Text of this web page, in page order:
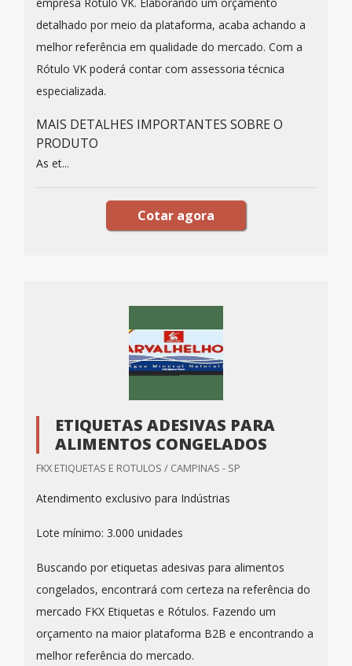
detalhado por meio da plataforma, acaba achando a
melhor referência em qualidade do mercado. Com a
Rótulo VK poderá contar com assessoria técnica
especializada.
MAIS DETALHES IMPORTANTES SOBRE O
PRODUTO
As et...
Cotar agora
ETIQUETAS ADESIVAS PARA
ALIMENTOS CONGELADOS
FKX ETIQUETAS E ROTULOS / CAMPINAS - SP
Atendimento exclusivo para Indústrias
Lote mínimo: 3.000 unidades
Buscando por etiquetas adesivas para alimentos
congelados, encontrará com certeza na referência do
mercado FKX Etiquetas e Rótulos. Fazendo um
orçamento na maior plataforma B2B e encontrando a
melhor referência do mercado.